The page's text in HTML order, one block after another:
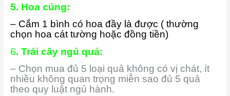
5. Hoa cúng:
– Cắm 1 bình có hoa đầy là được ( thường
chọn hoa cát tường hoặc đồng tiền)
6. Trái cây ngủ quả:
– Chọn mua đủ 5 loại quả không có vị chát, ít
nhiều không quan trọng miễn sao đủ 5 quả
theo quy luật ngủ hành.